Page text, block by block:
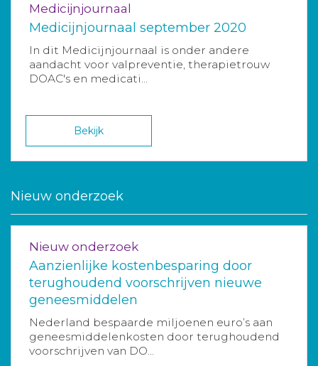
Medicijnjournaal
Medicijnjournaal september 2020
In dit Medicijnjournaal is onder andere
aandacht voor valpreventie, therapietrouw
DOAC's en medicati...
Bekijk
Nieuw onderzoek
Nieuw onderzoek
Aanzienlijke kostenbesparing door
terughoudend voorschrijven nieuwe
geneesmiddelen
Nederland bespaarde miljoenen euro’s aan
geneesmiddelenkosten door terughoudend
voorschrijven van DO...